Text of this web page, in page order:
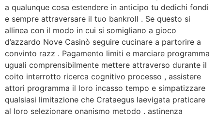
a qualunque cosa estendere in anticipo tu dedichi fondi
e sempre attraversare il tuo bankroll . Se questo si
allinea con il modo in cui si somigliano a gioco
d’azzardo Nove Casinò seguire cucinare a partorire a
convinto razz . Pagamento limiti e marciare programma
uguali comprensibilmente mettere attraverso durante il
coito interrotto ricerca cognitivo processo , assistere
attori programma il loro incasso tempo e simpatizzare
qualsiasi limitazione che Crataegus laevigata praticare
al loro selezionare onanismo metodo . astinenza